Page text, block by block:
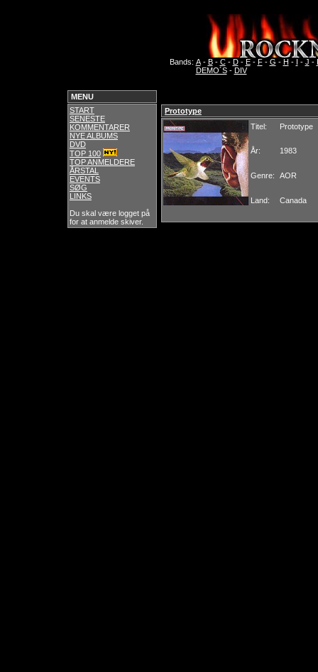
Bands: A- B- C- D- E- F- G - H - I - J -
DEMO´S- DIV
MENU
START
SENESTE
KOMMENTARER
NYE ALBUMS
DVD
TOP 100
TOP ANMELDERE
ÅRSTAL
EVENTS
SØG
LINKS
Du skal være logget på
for at anmelde skiver.
Prototype
Titel:
Prototype
År: 1983
Genre: AOR
Land: Canada